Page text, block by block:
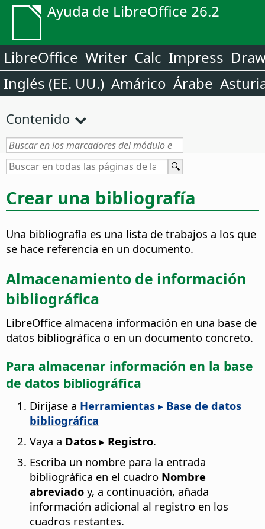
Ayuda de LibreOffice 26.2
LibreOffice Writer Calc Impress
Inglés (EE. UU.) Amárico Árabe
Contenido
Crear una bibliografía
Una bibliografía es una lista de trabajos a los que
se hace referencia en un documento.
Almacenamiento de información
bibliográfica
LibreOffice almacena información en una base de
datos bibliográfica o en un documento concreto.
Para almacenar información en la base
de datos bibliográfica
Diríjase a Herramientas ▸ Base de datos
bibliográfica
Vaya a Datos ▸ Registro.
Escriba un nombre para la entrada
bibliográfica en el cuadro Nombre
abreviado y, a continuación, añada
información adicional al registro en los
cuadros restantes.